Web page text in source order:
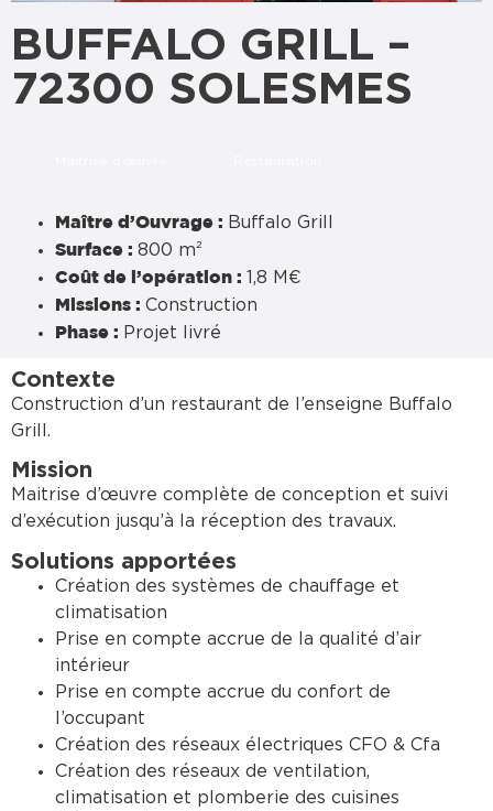
BUFFALO GRILL –
72300 SOLESMES
Maître d’Ouvrage : Buffalo Grill
Surface : 800 m²
Coût de l’opération : 1,8 M€
Missions : Construction
Phase : Projet livré
Contexte
Construction d’un restaurant de l’enseigne Buffalo
Grill.
Mission
Maitrise d’œuvre complète de conception et suivi
d’exécution jusqu’à la réception des travaux.
Solutions apportées
Création des systèmes de chauffage et
climatisation
Prise en compte accrue de la qualité d’air
intérieur
Prise en compte accrue du confort de
l’occupant
Création des réseaux électriques CFO & Cfa
Création des réseaux de ventilation,
climatisation et plomberie des cuisines